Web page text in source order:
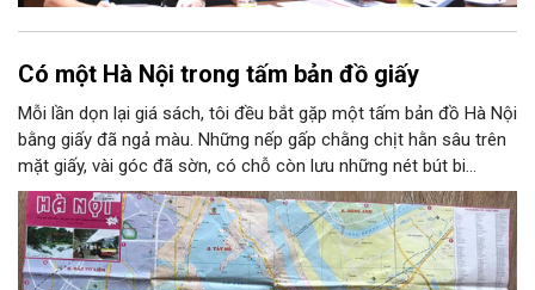
Có một Hà Nội trong tấm bản đồ giấy
Mỗi lần dọn lại giá sách, tôi đều bắt gặp một tấm bản đồ Hà Nội
bằng giấy đã ngả màu. Những nếp gấp chằng chịt hằn sâu trên
mặt giấy, vài góc đã sờn, có chỗ còn lưu những nét bút bi
khoanh tròn tên phố. Người ta có thể giữ một tấm ảnh, một
tấm vé tàu hay một lá thư cũ để nhớ về tuổi trẻ. Còn tôi giữ
một tấm bản đồ. Bởi trên đó có một Hà Nội gắn với năm tháng
thanh xuân của tôi.